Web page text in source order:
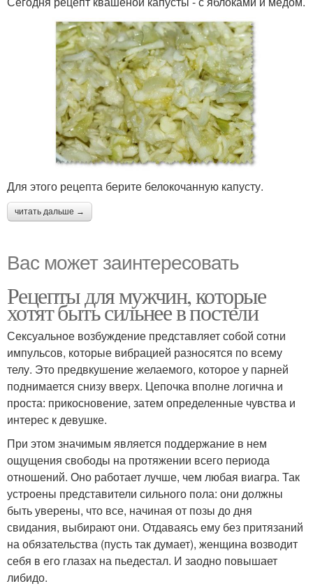
Для этого рецепта берите белокочанную капусту.
читать дальше →
Вас может заинтересовать
Рецепты для мужчин, которые
хотят быть сильнее в постели
Сексуальное возбуждение представляет собой сотни
импульсов, которые вибрацией разносятся по всему
телу. Это предвкушение желаемого, которое у парней
поднимается снизу вверх. Цепочка вполне логична и
проста: прикосновение, затем определенные чувства и
интерес к девушке.
При этом значимым является поддержание в нем
ощущения свободы на протяжении всего периода
отношений. Оно работает лучше, чем любая виагра. Так
устроены представители сильного пола: они должны
быть уверены, что все, начиная от позы до дня
свидания, выбирают они. Отдаваясь ему без притязаний
на обязательства (пусть так думает), женщина возводит
себя в его глазах на пьедестал. И заодно повышает
либидо.